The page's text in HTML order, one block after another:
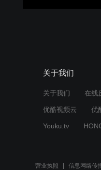
关于我们
关于我们 在线
优酷视频云 优
Youku.tv
营业执照 信息网络传